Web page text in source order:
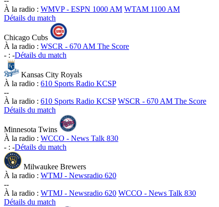
À la radio : WMVP - ESPN 1000 AM WTAM 1100 AM
Détails du match
Chicago Cubs
À la radio : WSCR - 670 AM The Score
- : -Détails du match
Kansas City Royals
À la radio : 610 Sports Radio KCSP
--
À la radio : 610 Sports Radio KCSP WSCR - 670 AM The Score
Détails du match
Minnesota Twins
À la radio : WCCO - News Talk 830
- : -Détails du match
Milwaukee Brewers
À la radio : WTMJ - Newsradio 620
--
À la radio : WTMJ - Newsradio 620 WCCO - News Talk 830
Détails du match